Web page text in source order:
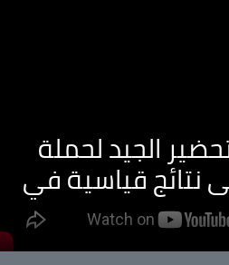
الجيد لحملة
نتائج قياسية في